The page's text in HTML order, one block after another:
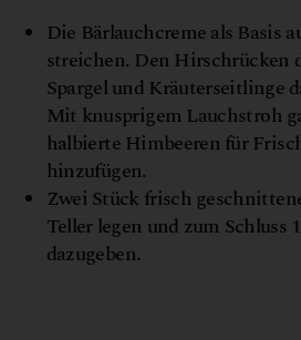
Die Bärlauchcreme als Basis
streichen. Den Hirschrücken
Spargel und Kräuterseitlinge
Mit knusprigem Lauchstroh
halbierte Himbeeren für
hinzufügen.
Zwei Stück frisch
Teller legen und zum Schluss
dazugeben.